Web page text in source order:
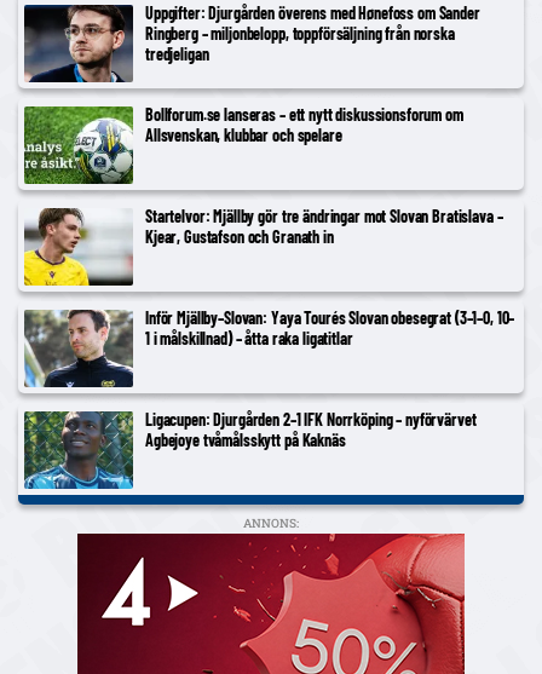
Uppgifter: Djurgården överens med Hønefoss om Sander
Ringberg – miljonbelopp, toppförsäljning från norska
tredjeligan
Bollforum.se lanseras – ett nytt diskussionsforum om
Allsvenskan, klubbar och spelare
Startelvor: Mjällby gör tre ändringar mot Slovan Bratislava –
Kjear, Gustafson och Granath in
Inför Mjällby–Slovan: Yaya Tourés Slovan obesegrat (3–1–0, 10–
1 i målskillnad) – åtta raka ligatitlar
Ligacupen: Djurgården 2–1 IFK Norrköping – nyförvärvet
Agbejoye tvåmålsskytt på Kaknäs
ANNONS: